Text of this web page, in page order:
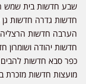
שבע חדשות בית שמש
חדשות גדרה חדשות גן
הערבה חדשות הרצליה
חדשות יהודה
כפר סבא חדשות להבים
מועצות חדשות מזכרת